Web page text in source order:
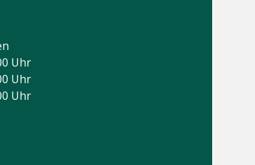
Uhr
Uhr
Uhr